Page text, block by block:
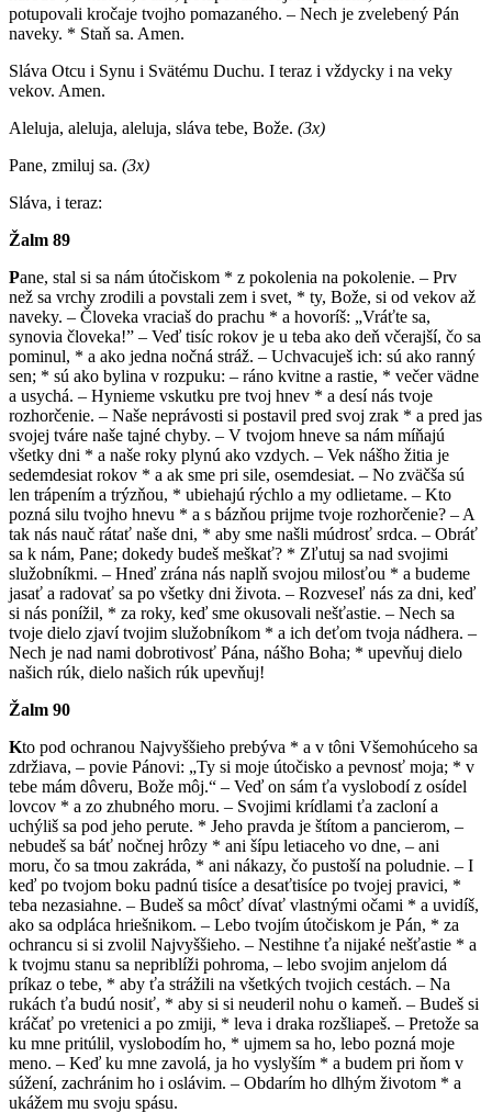
potupovali kročaje tvojho pomazaného. – Nech je zvelebený Pán
naveky. * Staň sa. Amen.
Sláva Otcu i Synu i Svätému Duchu. I teraz i vždycky i na veky
vekov. Amen.
Aleluja, aleluja, aleluja, sláva tebe, Bože. (3x)
Pane, zmiluj sa. (3x)
Sláva, i teraz:
Žalm 89
Pane, stal si sa nám útočiskom * z pokolenia na pokolenie. – Prv
než sa vrchy zrodili a povstali zem i svet, * ty, Bože, si od vekov až
naveky. – Človeka vraciaš do prachu * a hovoríš: „Vráťte sa,
synovia človeka!” – Veď tisíc rokov je u teba ako deň včerajší, čo sa
pominul, * a ako jedna nočná stráž. – Uchvacuješ ich: sú ako ranný
sen; * sú ako bylina v rozpuku: – ráno kvitne a rastie, * večer vädne
a usychá. – Hynieme vskutku pre tvoj hnev * a desí nás tvoje
rozhorčenie. – Naše neprávosti si postavil pred svoj zrak * a pred jas
svojej tváre naše tajné chyby. – V tvojom hneve sa nám míňajú
všetky dni * a naše roky plynú ako vzdych. – Vek nášho žitia je
sedemdesiat rokov * a ak sme pri sile, osemdesiat. – No zväčša sú
len trápením a trýzňou, * ubiehajú rýchlo a my odlietame. – Kto
pozná silu tvojho hnevu * a s bázňou prijme tvoje rozhorčenie? – A
tak nás nauč rátať naše dni, * aby sme našli múdrosť srdca. – Obráť
sa k nám, Pane; dokedy budeš meškať? * Zľutuj sa nad svojimi
služobníkmi. – Hneď zrána nás naplň svojou milosťou * a budeme
jasať a radovať sa po všetky dni života. – Rozveseľ nás za dni, keď
si nás ponížil, * za roky, keď sme okusovali nešťastie. – Nech sa
tvoje dielo zjaví tvojim služobníkom * a ich deťom tvoja nádhera. –
Nech je nad nami dobrotivosť Pána, nášho Boha; * upevňuj dielo
našich rúk, dielo našich rúk upevňuj!
Žalm 90
Kto pod ochranou Najvyššieho prebýva * a v tôni Všemohúceho sa
zdržiava, – povie Pánovi: „Ty si moje útočisko a pevnosť moja; * v
tebe mám dôveru, Bože môj.“ – Veď on sám ťa vyslobodí z osídel
lovcov * a zo zhubného moru. – Svojimi krídlami ťa zacloní a
uchýliš sa pod jeho perute. * Jeho pravda je štítom a pancierom, –
nebudeš sa báť nočnej hrôzy * ani šípu letiaceho vo dne, – ani
moru, čo sa tmou zakráda, * ani nákazy, čo pustoší na poludnie. – I
keď po tvojom boku padnú tisíce a desaťtisíce po tvojej pravici, *
teba nezasiahne. – Budeš sa môcť dívať vlastnými očami * a uvidíš,
ako sa odpláca hriešnikom. – Lebo tvojím útočiskom je Pán, * za
ochrancu si si zvolil Najvyššieho. – Nestihne ťa nijaké nešťastie * a
k tvojmu stanu sa nepriblíži pohroma, – lebo svojim anjelom dá
príkaz o tebe, * aby ťa strážili na všetkých tvojich cestách. – Na
rukách ťa budú nosiť, * aby si si neuderil nohu o kameň. – Budeš si
kráčať po vretenici a po zmiji, * leva i draka rozšliapeš. – Pretože sa
ku mne pritúlil, vyslobodím ho, * ujmem sa ho, lebo pozná moje
meno. – Keď ku mne zavolá, ja ho vyslyším * a budem pri ňom v
súžení, zachránim ho i oslávim. – Obdarím ho dlhým životom * a
ukážem mu svoju spásu.